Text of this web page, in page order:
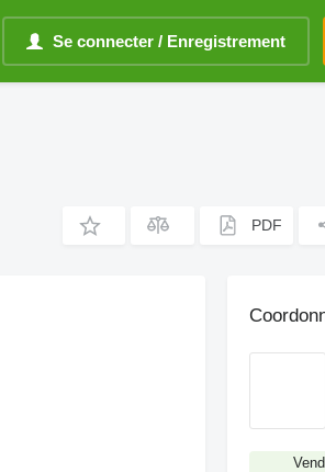
Se connecter / Enregistrement
PDF